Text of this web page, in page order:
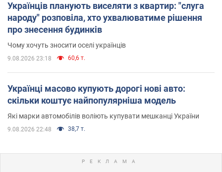
Українців планують виселяти з квартир: "слуга
народу" розповіла, хто ухвалюватиме рішення
про знесення будинків
Чому хочуть зносити оселі українців
9.08.2026 23:18 60,6 т.
Українці масово купують дорогі нові авто:
скільки коштує найпопулярніша модель
Які марки автомобілів воліють купувати мешканці України
9.08.2026 22:48 38,7 т.